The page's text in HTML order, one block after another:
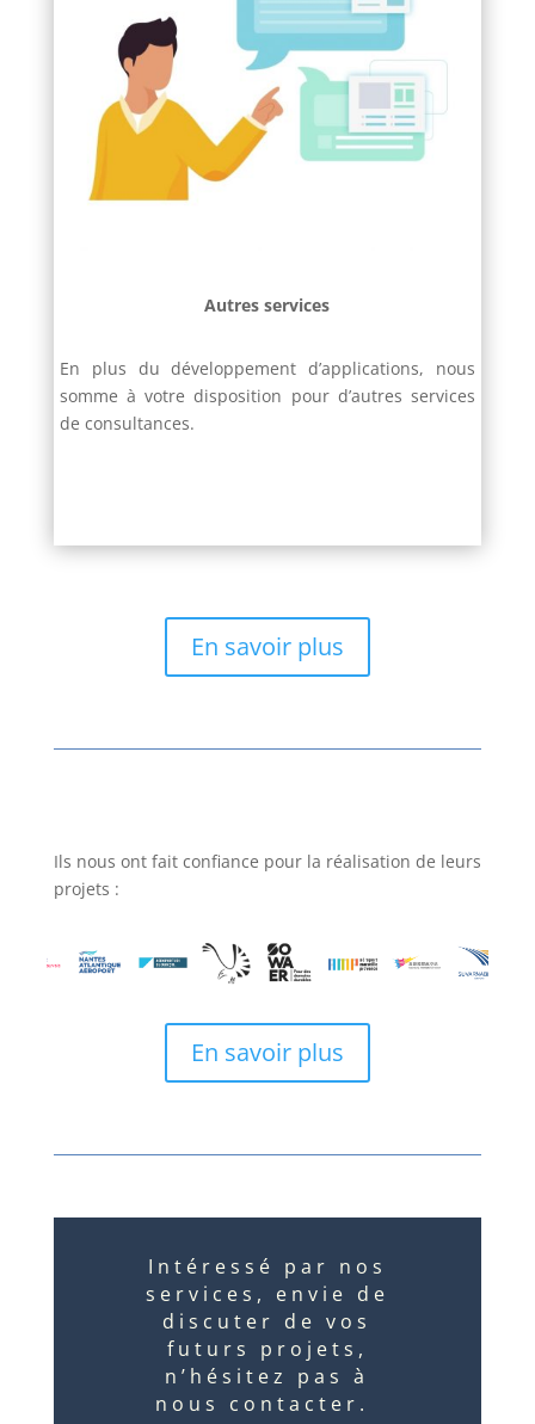
Autres services
En plus du développement d’applications, nous
somme à votre disposition pour d’autres services
de consultances.
En savoir plus
Ils nous ont fait confiance pour la réalisation de leurs
projets :
En savoir plus
Intéressé par nos
services, envie de
discuter de vos
futurs projets,
n’hésitez pas à
nous contacter.